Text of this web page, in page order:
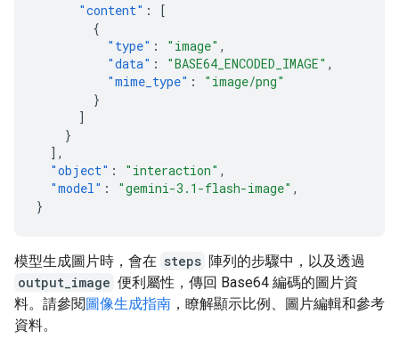
"content" :
[
{
"type" : "image" ,
"data" : "BASE64_ENCODED_IMAGE" ,
"mime_type" :
"image/png"
}
]
}
],
"object" : "interaction" ,
"model" : "gemini-3.1-flash-image" ,
}
模型生成圖片時，會在 steps 陣列的步驟中，以及透過
output_image 便利屬性，傳回 Base64 編碼的圖片資
料。請參閱圖像生成指南 ，瞭解顯示比例、圖片編輯和參考
資料。